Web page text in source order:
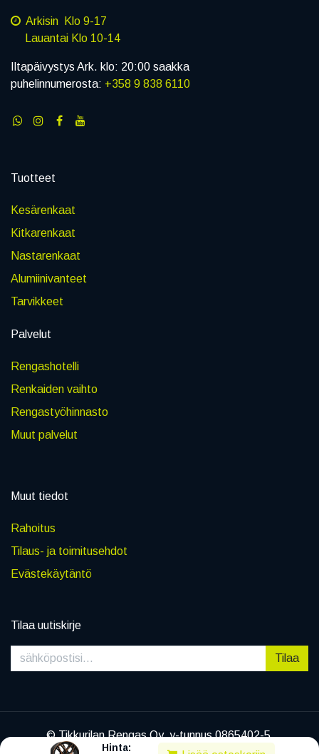
Hinta:
Arkisin Klo 9-17
Lauantai Klo 10-14
Iltapäivystys Ark. klo: 20:00 saakka
puhelinnumerosta: +358 9 838 6110
Tuotteet
Kesärenkaat
Kitkarenkaat
Nastarenkaat
Alumiinivanteet
Tarvikkeet
Palvelut
Rengashotelli
Renkaiden vaihto
Rengastyöhinnasto
Muut palvelut
Muut tiedot
Rahoitus
Tilaus- ja toimitusehdot
Evästekäytäntö
Tilaa uutiskirje
Tilaa
© Tikkurilan Rengas Oy, y-tunnus 0865402-5